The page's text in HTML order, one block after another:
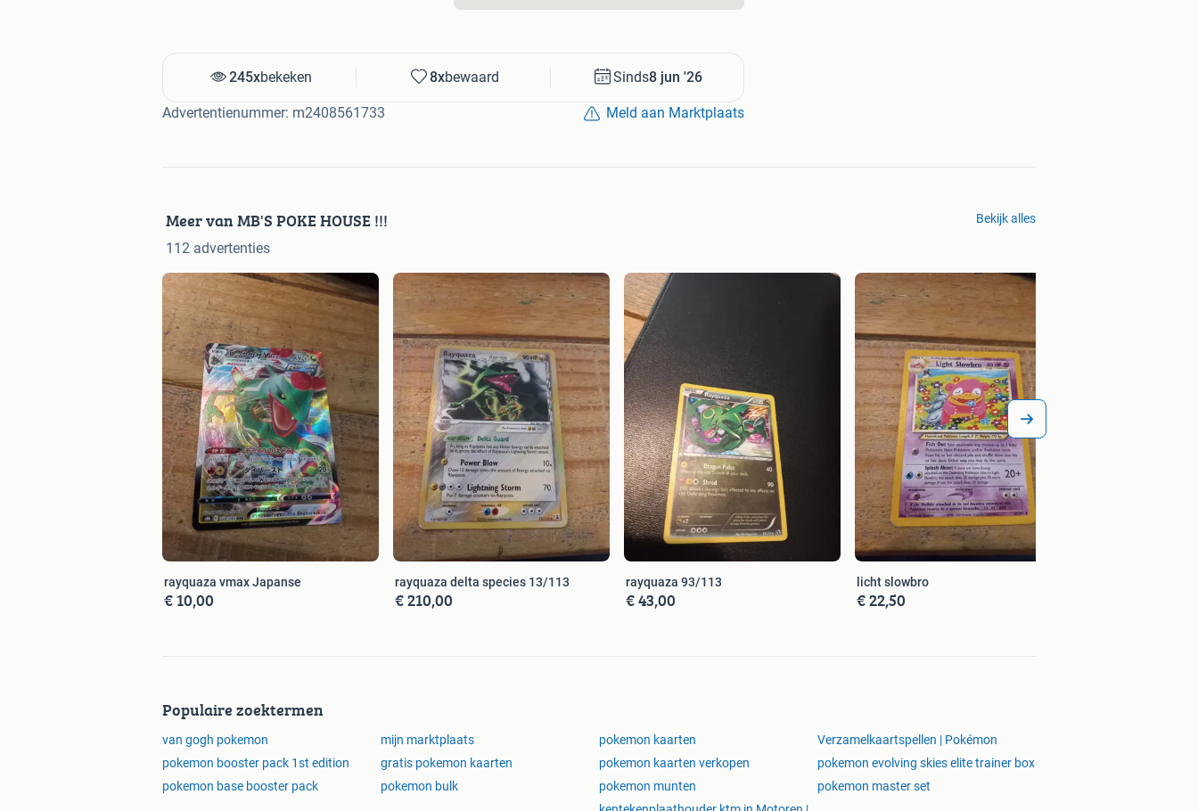
245xbekeken 8xbewaard Sinds8 jun '26
Advertentienummer: m2408561733 Meld aan Marktplaats
Meer van MB'S POKE HOUSE !!!
112 advertenties
Bekijk alles
rayquaza vmax Japanse
€ 10,00
rayquaza delta species 13/113
€ 210,00
rayquaza 93/113
€ 43,00
licht slowbro
€ 22,50
Populaire zoektermen
van gogh pokemon mijn marktplaats pokemon kaarten
Verzamelkaartspellen | Pokémon
pokemon booster pack 1st edition
gratis pokemon kaarten pokemon kaarten verkopen
pokemon evolving skies elite trainer box
pokemon base booster pack
pokemon bulk pokemon munten pokemon master set